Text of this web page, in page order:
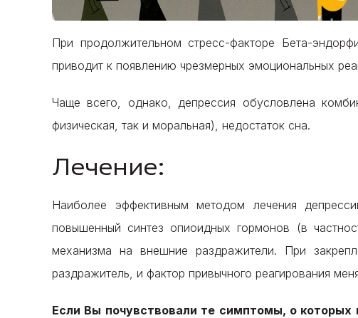
При продолжительном стресс-факторе Бета-
приводит к появлению чрезмерных эмоциональных
Чаще всего, однако, депрессия обусловлена
физическая, так и моральная), недостаток сна.
Лечение:
Наиболее эффективным методом лечения
повышенный синтез опиоидных гормонов (в
механизма на внешние раздражители. При
раздражитель, и фактор привычного реагирования
Если Вы почувствовали те симптомы, о